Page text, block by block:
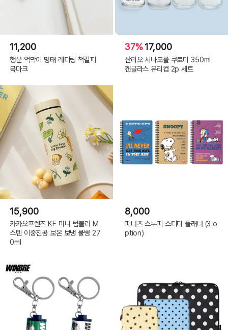
11,200
행운 액막이 명태 레터링 책갈피
북마크
37%17,000
산리오 시나모롤 쿠로미 350ml
캔글라스 유리컵 2p 세트
15,900
카카오프렌즈 KF 미니 텀블러 M
스텐 이중진공 보온 보냉 물병 27
0ml
8,000
피너츠 스누피 스터디 플래너 (3 o
ption)